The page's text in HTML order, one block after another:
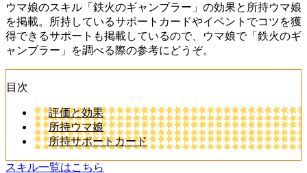
ウマ娘のスキル「鉄火のギャンブラー」の効果と所持ウマ娘
を掲載。所持しているサポートカードやイベントでコツを獲
得できるサポートも掲載しているので、ウマ娘で「鉄火のギ
ャンブラー」を調べる際の参考にどうぞ。
目次
評価と効果
所持ウマ娘
所持サポートカード
スキル一覧はこちら